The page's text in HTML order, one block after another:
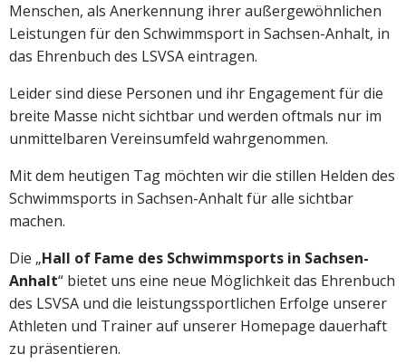
Menschen, als Anerkennung ihrer außergewöhnlichen
Leistungen für den Schwimmsport in Sachsen-Anhalt, in
das Ehrenbuch des LSVSA eintragen.
Leider sind diese Personen und ihr Engagement für die
breite Masse nicht sichtbar und werden oftmals nur im
unmittelbaren Vereinsumfeld wahrgenommen.
Mit dem heutigen Tag möchten wir die stillen Helden des
Schwimmsports in Sachsen-Anhalt für alle sichtbar
machen.
Die „Hall of Fame des Schwimmsports in Sachsen-
Anhalt“ bietet uns eine neue Möglichkeit das Ehrenbuch
des LSVSA und die leistungssportlichen Erfolge unserer
Athleten und Trainer auf unserer Homepage dauerhaft
zu präsentieren.